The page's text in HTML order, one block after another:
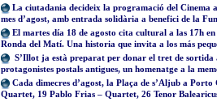
La ciutadania decideix la programació del Cinema
mes d’agost, amb entrada solidària a benefici de la
El martes día 18 de agosto cita cultural a las 17h
Ronda del Matí. Una historia que invita a los más
S’Illot ja està preparat per donar el tret de sortida
protagonistes postals antigues, un homenatge a la
Cada dimecres d’agost, la Plaça de s’Aljub a
Quartet, 19 Pablo Frias – Quartet, 26 Tenor